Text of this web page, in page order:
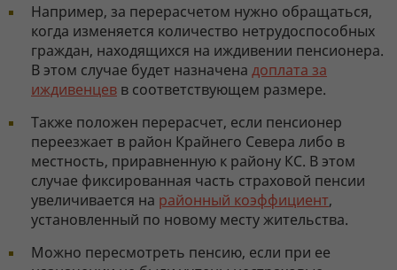
Например, за перерасчетом нужно обращаться,
когда изменяется количество нетрудоспособных
граждан, находящихся на иждивении пенсионера.
В этом случае будет назначена доплата за
иждивенцев в соответствующем размере.
Также положен перерасчет, если пенсионер
переезжает в район Крайнего Севера либо в
местность, приравненную к району КС. В этом
случае фиксированная часть страховой пенсии
увеличивается на районный коэффициент,
установленный по новому месту жительства.
Можно пересмотреть пенсию, если при ее